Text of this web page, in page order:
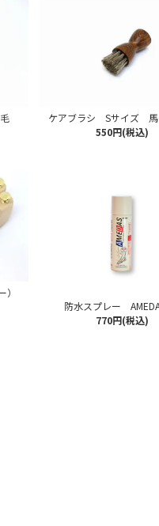
ケアブラシ Sサイズ 馬
550円(税込)
防水スプレー
770円(税込)